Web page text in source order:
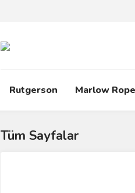
Rutgerson Marlow
Tüm Sayfalar